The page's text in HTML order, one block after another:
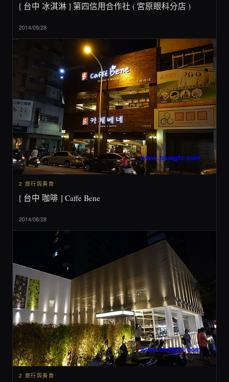
[ 台中 冰淇淋 ] 第四信用合作社 ( 宮原眼科分店 )
2014/09/28
2 旅行與美食
[ 台中 咖啡 ] Caffe Bene
2014/08/28
2 旅行與美食